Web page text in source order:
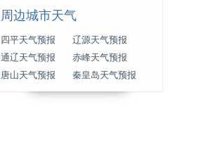
周边城市天气
四平天气预报
辽源天气预报
通辽天气预报
赤峰天气预报
唐山天气预报
秦皇岛天气预报